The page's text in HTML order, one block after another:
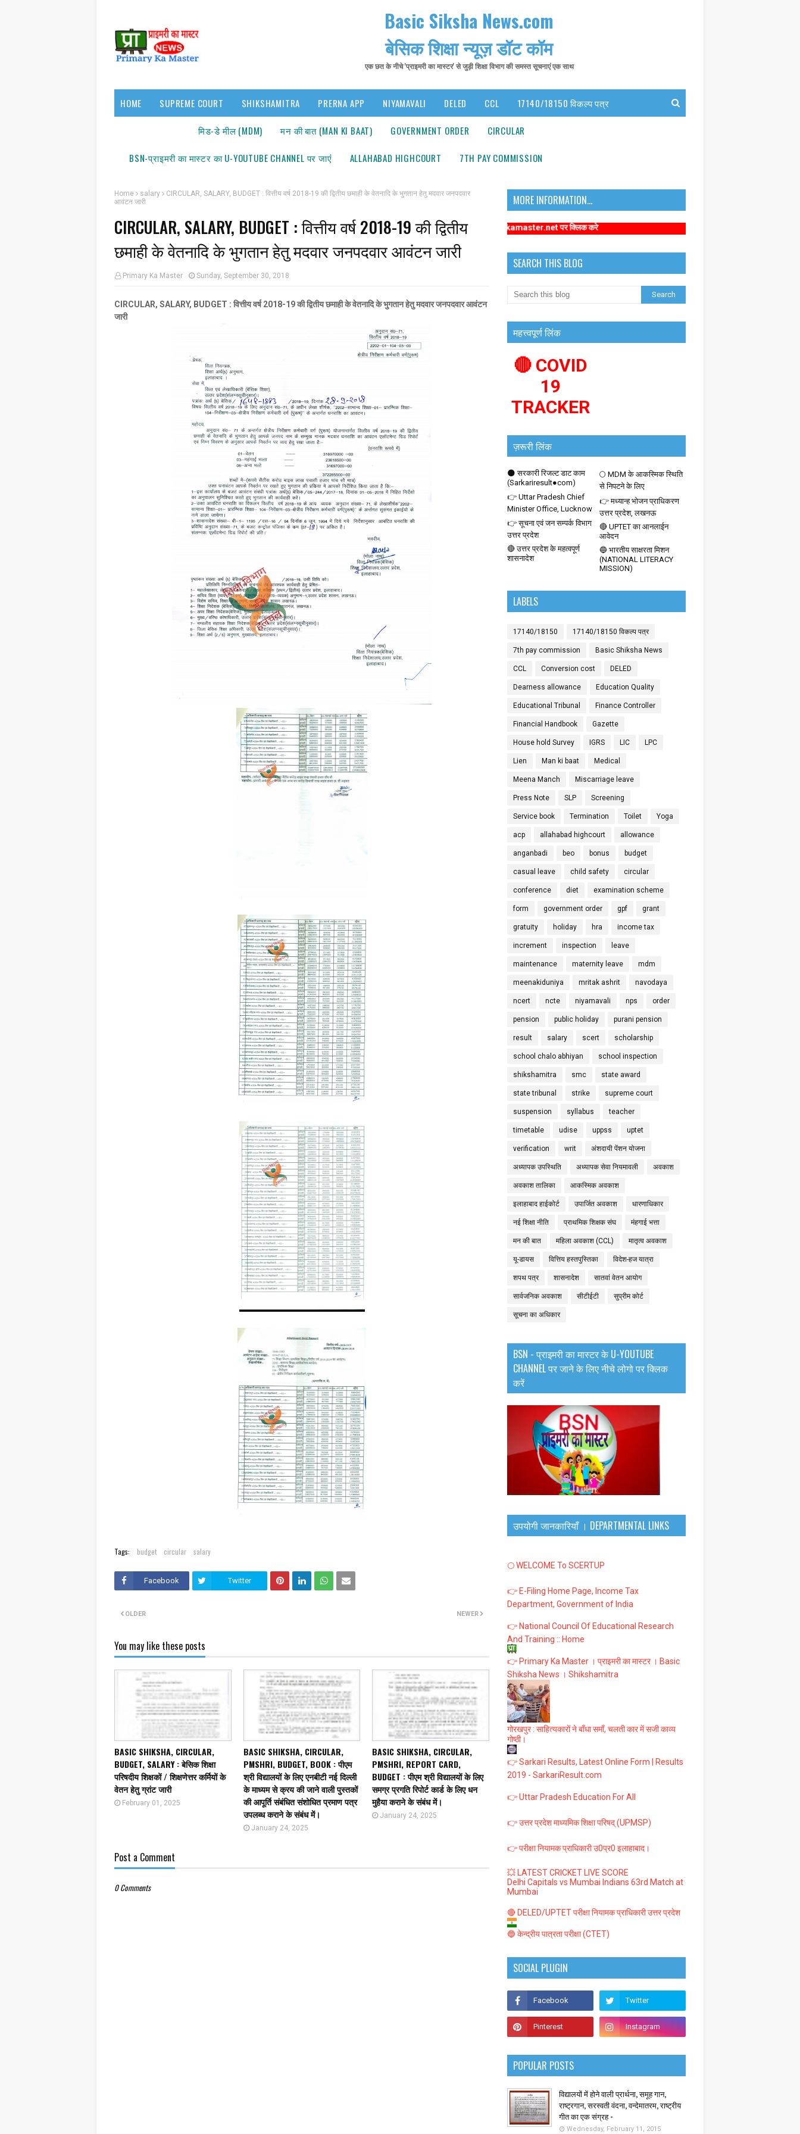
Basic Siksha News.com
बेसिक शिक्षा न्यूज़ डॉट कॉम
एक छत के नीचे 'प्राइमरी का मास्टर' से जुड़ी शिक्षा विभाग की समस्त सूचनाएं एक साथ
HOME SUPREME COURT SHIKSHAMITRA PRERNA APP NIYAMAVALI DELED CCL 17140/18150 विकल्प पत्र
मिड-डे मील (MDM) मन की बात (MAN KI BAAT) GOVERNMENT ORDER CIRCULAR
BSN-प्राइमरी का मास्टर का U-YOUTUBE CHANNEL पर जाएंं ALLAHABAD HIGHCOURT 7TH PAY COMMISSION
Home salary
CIRCULAR, SALARY, BUDGET : वित्तीय वर्ष 2018-19 की द्वितीय छमाही के वेतनादि के भुगतान हेतु मदवार जनपदवार
आवंटन जारी
CIRCULAR, SALARY, BUDGET : वित्तीय वर्ष 2018-19 की द्वितीय
छमाही के वेतनादि के भुगतान हेतु मदवार जनपदवार आवंटन जारी
Primary Ka Master Sunday, September 30, 2018
CIRCULAR, SALARY, BUDGET : वित्तीय वर्ष 2018-19 की द्वितीय छमाही के वेतनादि के भुगतान हेतु मदवार जनपदवार आवंटन
जारी
Tags: budget circular salary
Facebook Twitter
NEWER
OLDER
You may like these posts
BASIC SHIKSHA, CIRCULAR,
BUDGET, SALARY : बेसिक शिक्षा
परिषदीय शिक्षकों / शिक्षणेत्तर कर्मियों के
वेतन हेतु ग्रांट जारी
February 01, 2025
BASIC SHIKSHA, CIRCULAR,
PMSHRI, BUDGET, BOOK : पीएम
श्री विद्यालयों के लिए एनबीटी नई दिल्ली
के माध्यम से क्रय की जाने वाली पुस्तकों
की आपूर्ति संबंधित संशोधित प्रमाण पत्र
उपलब्ध कराने के संबंध में।
January 24, 2025
BASIC SHIKSHA, CIRCULAR,
PMSHRI, REPORT CARD,
BUDGET : पीएम श्री विद्यालयों के लिए
समग्र प्रगति रिपोर्ट कार्ड के लिए धन
मुहैया कराने के संबंध में।
January 24, 2025
Post a Comment
0 Comments
MORE INFORMATION...
सूचना: अधिक संबंधित समाचारों के लिए कृपया https://www.primarykamaster.net पर क्लिक करे
SEARCH THIS BLOG
महत्त्वपूर्ण लिंक
🔴 COVID
19
TRACKER
ज़रूरी लिंक
🌑 सरकारी रिजल्ट डाट काम
(Sarkariresult●com)
🌕 MDM के आकस्मिक स्थिति
से निपटने के लिए
👉 Uttar Pradesh Chief
Minister Office, Lucknow
👉 मध्यान्ह भोजन प्राधिकरण
उत्तर प्रदेश, लखनऊ
👉 सूचना एवं जन सम्पर्क विभाग
उत्तर प्रदेश
🔴 UPTET का आनलाईन
आवेदन
🔴 उत्तर प्रदेश के महत्वपूर्ण
शासनादेश
🔵 भारतीय साक्षरता मिशन
(NATIONAL LITERACY
MISSION)
LABELS
17140/18150 17140/18150 विकल्प पत्र
7th pay commission Basic Shiksha News
CCL Conversion cost DELED
Dearness allowance Education Quality
Educational Tribunal Finance Controller
Financial Handbook Gazette
House hold Survey IGRS LIC LPC
Lien Man ki baat Medical
Meena Manch Miscarriage leave
Press Note SLP Screening
Service book Termination Toilet Yoga
acp allahabad highcourt allowance
anganbadi beo bonus budget
casual leave child safety circular
conference diet examination scheme
form government order gpf grant
gratuity holiday hra income tax
increment inspection leave
maintenance maternity leave mdm
meenakiduniya mritak ashrit navodaya
ncert ncte niyamavali nps order
pension public holiday purani pension
result salary scert scholarship
school chalo abhiyan school inspection
shikshamitra smc state award
state tribunal strike supreme court
suspension syllabus teacher
timetable udise uppss uptet
verification writ अंशदायी पेंशन योजना
अध्यापक उपस्थिति अध्यापक सेवा नियमावली अवकाश
अवकाश तालिका आकस्मिक अवकाश
इलाहाबाद हाईकोर्ट उपार्जित अवकाश धारणाधिकार
नई शिक्षा नीति प्राथमिक शिक्षक संघ मंहगाई भत्ता
मन की बात महिला अवकाश (CCL) मातृत्व अवकाश
यू-डायस वित्तिय हस्तपुस्तिका विदेश-हज यात्रा
शपथ पत्र शासनादेश सातवां वेतन आयोग
सार्वजनिक अवकाश सीटीईटी सुप्रीम कोर्ट
सूचना का अधिकार
BSN - प्राइमरी का मास्टर के U-YOUTUBE
CHANNEL पर जाने के लिए नीचे लोगो पर क्लिक
करें
उपयोगी जानकारियाँ । DEPARTMENTAL LINKS
🌕 WELCOME To SCERTUP
👉 E-Filing Home Page, Income Tax
Department, Government of India
👉 National Council Of Educational Research
And Training :: Home
👉 Primary Ka Master । प्राइमरी का मास्टर । Basic
Shiksha News । Shikshamitra
गोरखपुर : साहित्यकारों ने बाँधा समाँ, चलती कार में सजी काव्य
गोष्ठी।
👉 Sarkari Results, Latest Online Form | Results
2019 - SarkariResult.com
👉 Uttar Pradesh Education For All
👉 उत्तर प्रदेश माध्यमिक शिक्षा परिषद् (UPMSP)
👉 परीक्षा नियामक प्राधिकारी उ0प्र0 इलाहाबाद।
💥 LATEST CRICKET LIVE SCORE
Delhi Capitals vs Mumbai Indians 63rd Match at
Mumbai
🔴 DELED/UPTET परीक्षा नियामक प्राधिकारी उत्तर प्रदेश
🔵 केन्द्रीय पात्रता परीक्षा (CTET)
SOCIAL PLUGIN
POPULAR POSTS
विद्यालयों में होने वाली प्रार्थना, समूह गान,
राष्ट्रगान, सरस्वती वंदना, वन्देमातरम, राष्ट्रीय
गीत का एक संग्रह -
Wednesday, February 11, 2015